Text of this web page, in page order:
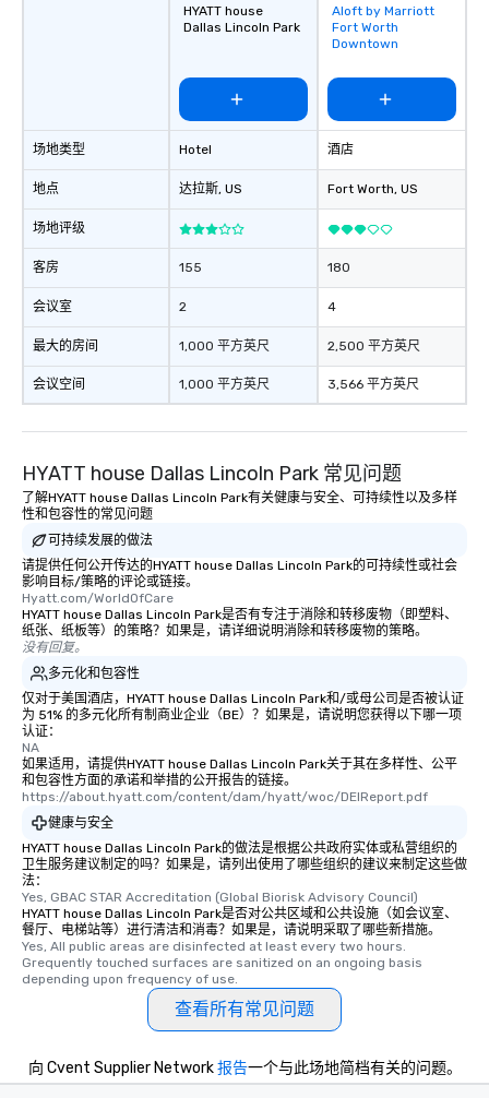
场地类型
地点
场地评级
客房
会议室
最大的房间
会议空间
HYATT house
Dallas Lincoln Park
Hotel
达拉斯, US
155
2
1,000 平方英尺
1,000 平方英尺
Removed from
favorites
Aloft by Marriott
Fort Worth
Downtown
酒店
Fort Worth, US
180
4
2,500 平方英尺
3,566 平方英尺
HYATT house Dallas Lincoln Park 常见问题
了解HYATT house Dallas Lincoln Park有关健康与安全、可持续性以及多样
性和包容性的常见问题
可持续发展的做法
请提供任何公开传达的HYATT house Dallas Lincoln Park的可持续性或社会
影响目标/策略的评论或链接。
Hyatt.com/WorldOfCare
HYATT house Dallas Lincoln Park是否有专注于消除和转移废物（即塑料、
纸张、纸板等）的策略？如果是，请详细说明消除和转移废物的策略。
没有回复。
多元化和包容性
仅对于美国酒店，HYATT house Dallas Lincoln Park和/或母公司是否被认证
为 51% 的多元化所有制商业企业（BE）？如果是，请说明您获得以下哪一项
认证：
NA
如果适用，请提供HYATT house Dallas Lincoln Park关于其在多样性、公平
和包容性方面的承诺和举措的公开报告的链接。
https://about.hyatt.com/content/dam/hyatt/woc/DEIReport.pdf
健康与安全
HYATT house Dallas Lincoln Park的做法是根据公共政府实体或私营组织的
卫生服务建议制定的吗？如果是，请列出使用了哪些组织的建议来制定这些做
法：
Yes, GBAC STAR Accreditation (Global Biorisk Advisory Council)
HYATT house Dallas Lincoln Park是否对公共区域和公共设施（如会议室、
餐厅、电梯站等）进行清洁和消毒？如果是，请说明采取了哪些新措施。
Yes, All public areas are disinfected at least every two hours.
Grequently touched surfaces are sanitized on an ongoing basis
depending upon frequency of use.
查看所有常见问题
向 Cvent Supplier Network报告一个与此场地简档有关的问题。